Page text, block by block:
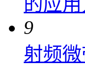
9
射频